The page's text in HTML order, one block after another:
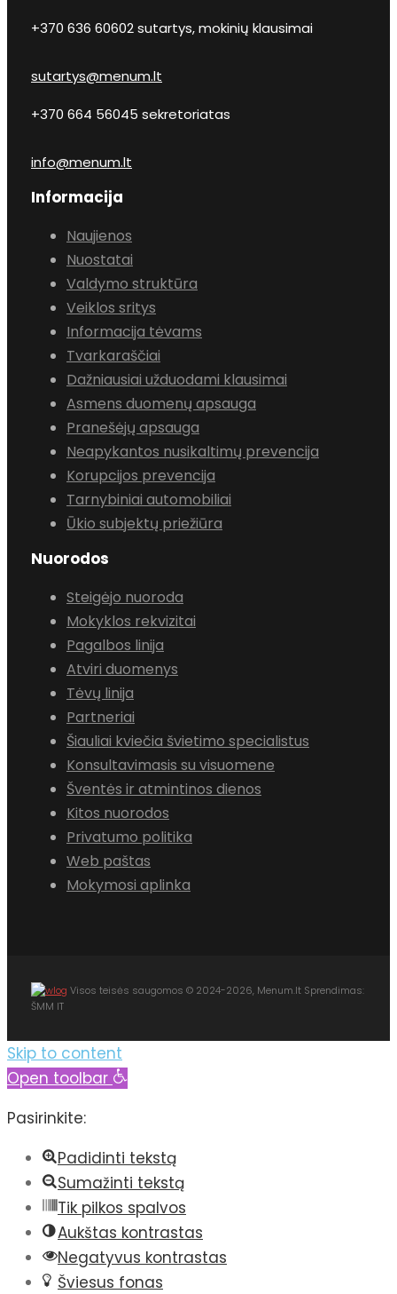
+370 636 60602 sutartys, mokinių klausimai
sutartys@menum.lt
+370 664 56045 sekretoriatas
info@menum.lt
Informacija
Naujienos
Nuostatai
Valdymo struktūra
Veiklos sritys
Informacija tėvams
Tvarkaraščiai
Dažniausiai užduodami klausimai
Asmens duomenų apsauga
Pranešėjų apsauga
Neapykantos nusikaltimų prevencija
Korupcijos prevencija
Tarnybiniai automobiliai
Ūkio subjektų priežiūra
Nuorodos
Steigėjo nuoroda
Mokyklos rekvizitai
Pagalbos linija
Atviri duomenys
Tėvų linija
Partneriai
Šiauliai kviečia švietimo specialistus
Konsultavimasis su visuomene
Šventės ir atmintinos dienos
Kitos nuorodos
Privatumo politika
Web paštas
Mokymosi aplinka
Visos teisės saugomos © 2024-2026, Menum.lt Sprendimas:
ŠMM IT
Skip to content
Open toolbar
Pasirinkite:
Padidinti tekstą
Sumažinti tekstą
Tik pilkos spalvos
Aukštas kontrastas
Negatyvus kontrastas
Šviesus fonas